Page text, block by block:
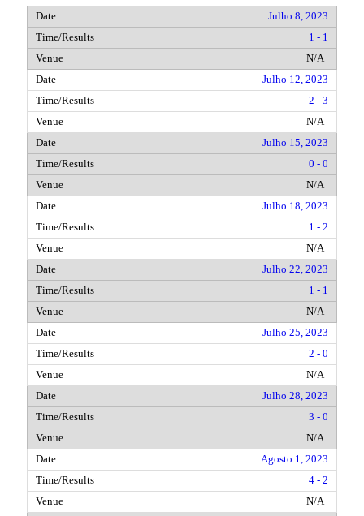
Julho 8, 2023
1 - 1
N/A
Julho 12, 2023
2 - 3
N/A
Julho 15, 2023
0 - 0
N/A
Julho 18, 2023
1 - 2
N/A
Julho 22, 2023
1 - 1
N/A
Julho 25, 2023
2 - 0
N/A
Julho 28, 2023
3 - 0
N/A
Agosto 1, 2023
4 - 2
N/A